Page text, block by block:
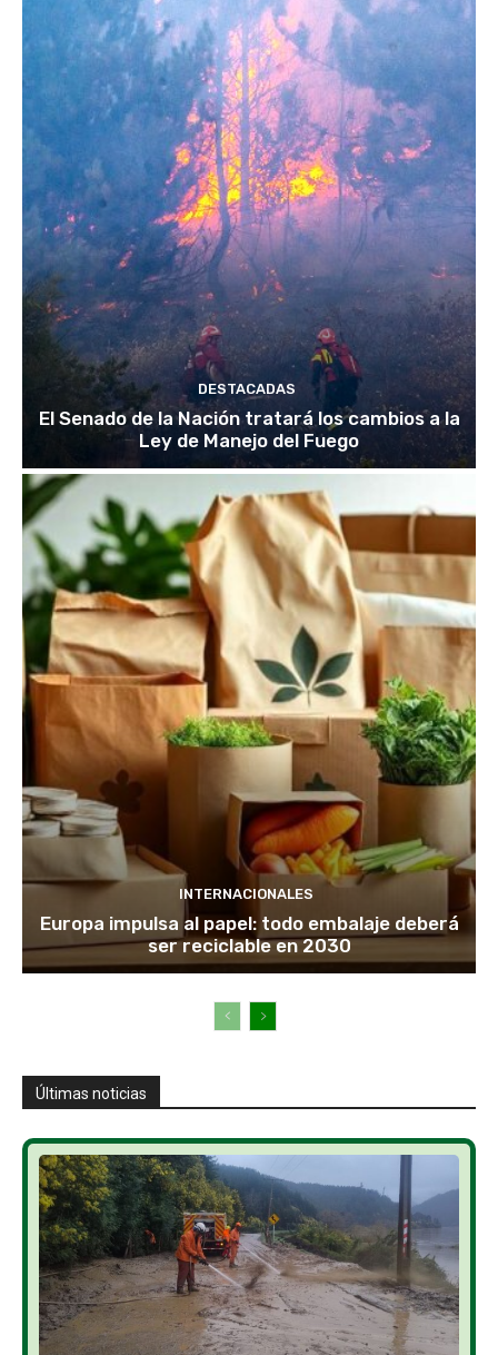
DESTACADAS
El Senado de la Nación tratará los cambios a la
Ley de Manejo del Fuego
INTERNACIONALES
Europa impulsa al papel: todo embalaje deberá
ser reciclable en 2030
Últimas noticias